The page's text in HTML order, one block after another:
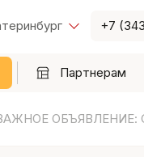
+7
Партнерам